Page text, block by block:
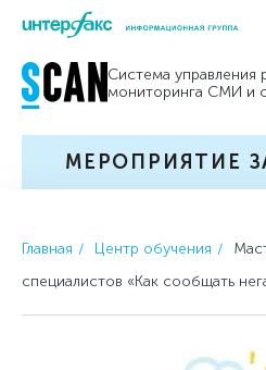
Skip
content
Система управления
мониторинга СМИ и
МЕРОПРИЯТИЕ
Главная Центр обучения
специалистов «Как сообщать